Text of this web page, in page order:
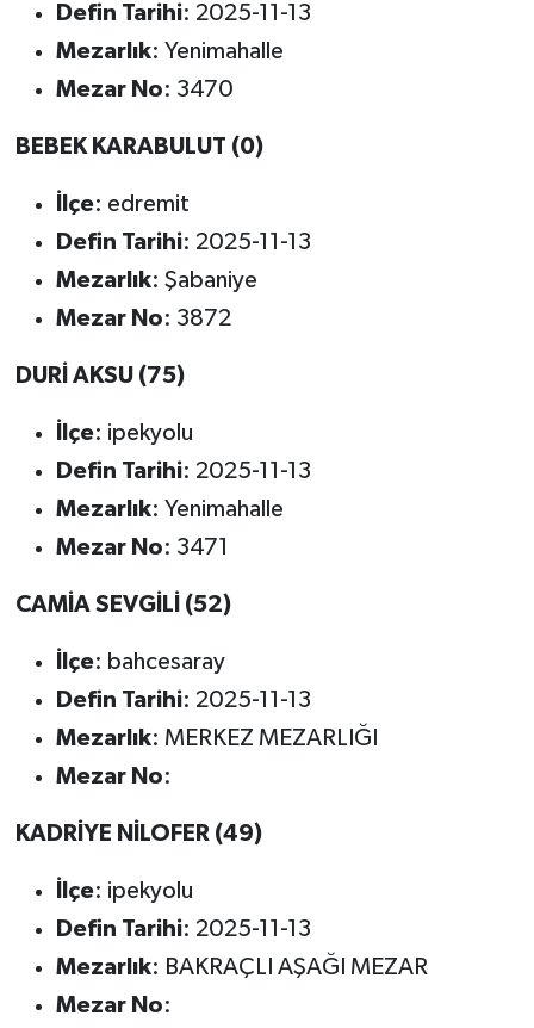
Defin Tarihi: 2025-11-13
Mezarlık: Yenimahalle
Mezar No: 3470
BEBEK KARABULUT (0)
İlçe: edremit
Defin Tarihi: 2025-11-13
Mezarlık: Şabaniye
Mezar No: 3872
DURİ AKSU (75)
İlçe: ipekyolu
Defin Tarihi: 2025-11-13
Mezarlık: Yenimahalle
Mezar No: 3471
CAMİA SEVGİLİ (52)
İlçe: bahcesaray
Defin Tarihi: 2025-11-13
Mezarlık: MERKEZ MEZARLIĞI
Mezar No:
KADRİYE NİLOFER (49)
İlçe: ipekyolu
Defin Tarihi: 2025-11-13
Mezarlık: BAKRAÇLI AŞAĞI MEZAR
Mezar No: